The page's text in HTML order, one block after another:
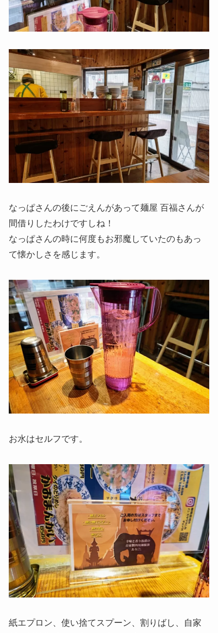
なっぱさんの後にごえんがあって麺屋 百福さんが
間借りしたわけですしね！
なっぱさんの時に何度もお邪魔していたのもあっ
て懐かしさを感じます。
お水はセルフです。
紙エプロン、使い捨てスプーン、割りばし、自家